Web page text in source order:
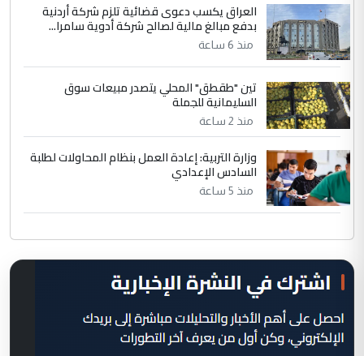
العراق يكسب دعوى قضائية تلزم شركة أردنية
بدفع مبالغ مالية لصالح شركة أدوية سامرا...
منذ 6 ساعة
تين "طقطق" المحلي يتصدر مبيعات سوق
السليمانية للجملة
منذ 2 ساعة
وزارة التربية: إعادة العمل بنظام المحاولات لطلبة
السادس الإعدادي
منذ 5 ساعة